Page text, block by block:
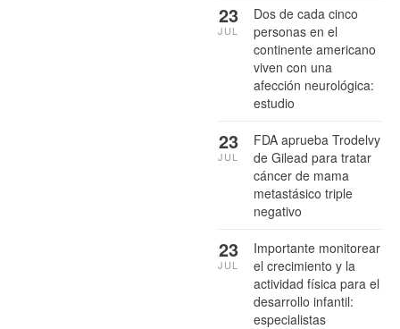
Dos de cada cinco
personas en el
continente americano
viven con una
afección neurológica:
estudio
23
JUL
FDA aprueba Trodelvy
de Gilead para tratar
cáncer de mama
metastásico triple
negativo
23
JUL
Importante monitorear
el crecimiento y la
actividad física para el
desarrollo infantil:
especialistas
23
JUL